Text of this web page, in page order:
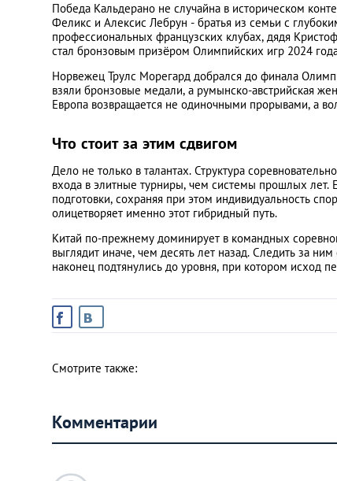
Победа Кальдерано не случайна в историческом
Феликс и Алексис Лебрун - братья из семьи с
профессиональных французских клубах, дядя
стал бронзовым призёром Олимпийских игр 2024
Норвежец Трулс Морегард добрался до финала
взяли бронзовые медали, а румынско-австрийская
Европа возвращается не одиночными прорывами, а
Что стоит за этим сдвигом
Дело не только в талантах. Структура
входа в элитные турниры, чем системы прошлых лет.
подготовки, сохраняя при этом индивидуальность
олицетворяет именно этот гибридный путь.
Китай по-прежнему доминирует в командных
выглядит иначе, чем десять лет назад. Следить за
наконец подтянулись до уровня, при котором исход
Смотрите также:
Комментарии